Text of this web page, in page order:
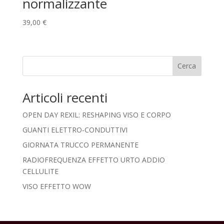
normalizzante
39,00 €
Cerca
Articoli recenti
OPEN DAY REXIL: RESHAPING VISO E CORPO
GUANTI ELETTRO-CONDUTTIVI
GIORNATA TRUCCO PERMANENTE
RADIOFREQUENZA EFFETTO URTO ADDIO
CELLULITE
VISO EFFETTO WOW